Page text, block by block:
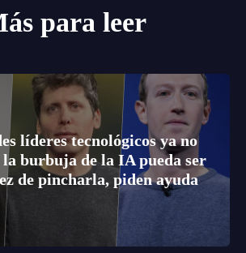
para leer
líderes tecnológicos ya no
la burbuja de la IA pueda ser
de pincharla, piden ayuda